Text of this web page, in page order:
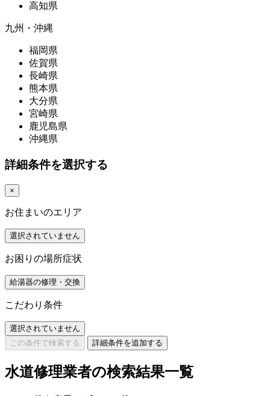
高知県
九州・沖縄
福岡県
佐賀県
長崎県
熊本県
大分県
宮崎県
鹿児島県
沖縄県
詳細条件を選択する
×
お住まいのエリア
選択されていません
お困りの場所症状
給湯器の修理・交換
こだわり条件
選択されていません
この条件で検索する
詳細条件を追加する
水道修理業者の検索結果一覧